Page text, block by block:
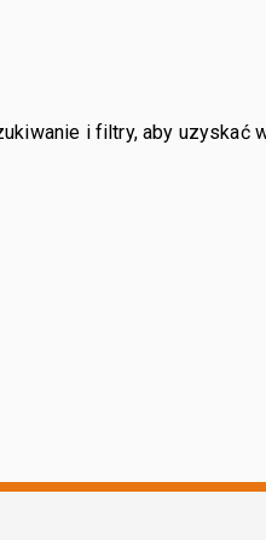
i filtry, aby uzyskać